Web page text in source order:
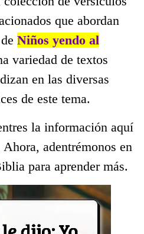
que abordan
Niños yendo al
variedad de textos
en las diversas
de este tema.
la información aquí
adentrémonos en
para aprender más.